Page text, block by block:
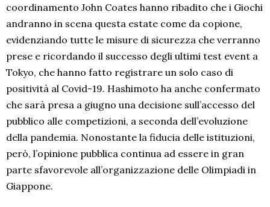
coordinamento John Coates hanno ribadito che i Giochi
andranno in scena questa estate come da copione,
evidenziando tutte le misure di sicurezza che verranno
prese e ricordando il successo degli ultimi test event a
Tokyo, che hanno fatto registrare un solo caso di
positività al Covid-19. Hashimoto ha anche confermato
che sarà presa a giugno una decisione sull’accesso del
pubblico alle competizioni, a seconda dell’evoluzione
della pandemia. Nonostante la fiducia delle istituzioni,
però, l’opinione pubblica continua ad essere in gran
parte sfavorevole all’organizzazione delle Olimpiadi in
Giappone.